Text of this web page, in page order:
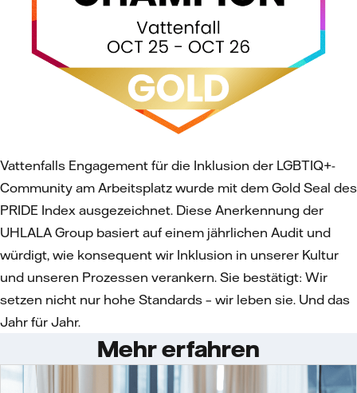
Vattenfalls Engagement für die Inklusion der LGBTIQ+-
Community am Arbeitsplatz wurde mit dem Gold Seal des
PRIDE Index ausgezeichnet. Diese Anerkennung der
UHLALA Group basiert auf einem jährlichen Audit und
würdigt, wie konsequent wir Inklusion in unserer Kultur
und unseren Prozessen verankern. Sie bestätigt: Wir
setzen nicht nur hohe Standards – wir leben sie. Und das
Jahr für Jahr.
Mehr erfahren